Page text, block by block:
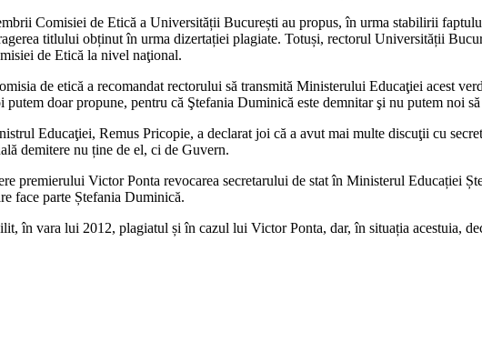
Comisiei de Etică a Universității București au propus, în urma stabilirii
titlului obținut în urma dizertației plagiate. Totuși, rectorul Universității
de Etică la nivel naţional.
de etică a recomandat rectorului să transmită Ministerului Educaţiei acest
putem doar propune, pentru că Ştefania Duminică este demnitar şi nu putem noi
Educaţiei, Remus Pricopie, a declarat joi că a avut mai multe discuţii cu
demitere nu ține de el, ci de Guvern.
premierului Victor Ponta revocarea secretarului de stat în Ministerul Educației
face parte Ștefania Duminică.
în vara lui 2012, plagiatul și în cazul lui Victor Ponta, dar, în situația acestuia,